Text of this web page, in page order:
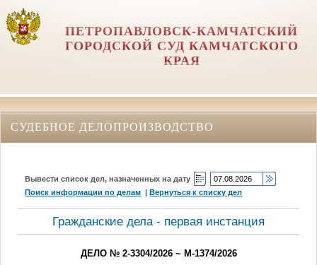
ПЕТРОПАВЛОВСК-КАМЧАТСКИЙ
ГОРОДСКОЙ СУД КАМЧАТСКОГО
КРАЯ
СУДЕБНОЕ ДЕЛОПРОИЗВОДСТВО
Вывести список дел, назначенных на дату
Поиск информации по делам |Вернуться к списку дел
Гражданские дела - первая инстанция
ДЕЛО № 2-3304/2026 ~ М-1374/2026